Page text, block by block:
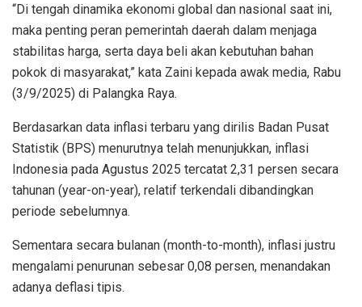
“Di tengah dinamika ekonomi global dan nasional saat ini,
maka penting peran pemerintah daerah dalam menjaga
stabilitas harga, serta daya beli akan kebutuhan bahan
pokok di masyarakat,” kata Zaini kepada awak media, Rabu
(3/9/2025) di Palangka Raya.
Berdasarkan data inflasi terbaru yang dirilis Badan Pusat
Statistik (BPS) menurutnya telah menunjukkan, inflasi
Indonesia pada Agustus 2025 tercatat 2,31 persen secara
tahunan (year-on-year), relatif terkendali dibandingkan
periode sebelumnya.
Sementara secara bulanan (month-to-month), inflasi justru
mengalami penurunan sebesar 0,08 persen, menandakan
adanya deflasi tipis.